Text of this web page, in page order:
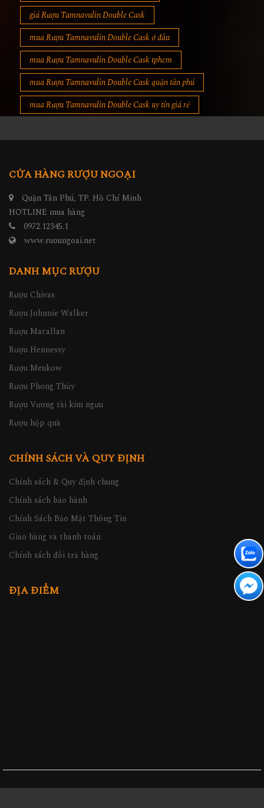
giá Rượu Tamnavulin Double Cask
mua Rượu Tamnavulin Double Cask ở đâu
mua Rượu Tamnavulin Double Cask tphcm
mua Rượu Tamnavulin Double Cask quận tân phú
mua Rượu Tamnavulin Double Cask uy tín giá rẻ
CỬA HÀNG RƯỢU NGOẠI
Quận Tân Phú, TP. Hồ Chí Minh
HOTLINE mua hàng
0972.12345.1
www.ruoungoai.net
DANH MỤC RƯỢU
Rượu Chivas
Rượu Johnnie Walker
Rượu Macallan
Rượu Hennessy
Rượu Meukow
Rượu Phong Thủy
Rượu Vương tài kim ngưu
Rượu hộp quà
CHÍNH SÁCH VÀ QUY ĐỊNH
Chính sách & Quy định chung
Chính sách bảo hành
Chính Sách Bảo Mật Thông Tin
Giao hàng và thanh toán
Chính sách đổi trả hàng
ĐỊA ĐIỂM